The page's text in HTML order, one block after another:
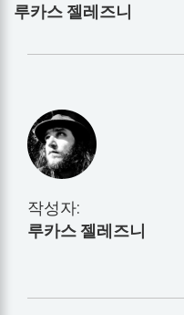
루카스 젤레즈니
작성자:
루카스 젤레즈니